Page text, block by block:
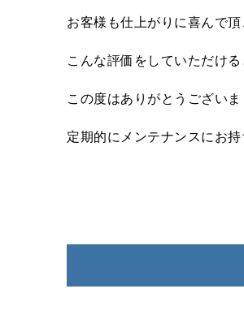
お客様も仕上がりに喜んで
こんな評価をしていただけ
この度はありがとうございま
定期的にメンテナンスにお